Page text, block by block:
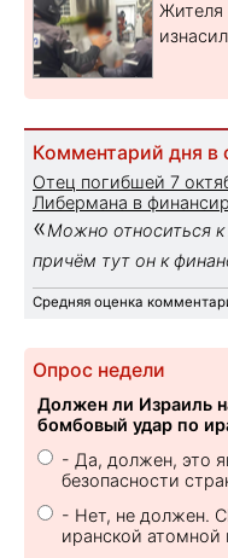
Жителя
Комментарий дня в
Отец погибшей 7
Либермана в
«Можно относиться
причём тут он к
Средняя оценка
Опрос недели
Должен ли Израиль
бомбовый удар по
- Да, должен, это
безопасности
- Нет, не должен.
иранской